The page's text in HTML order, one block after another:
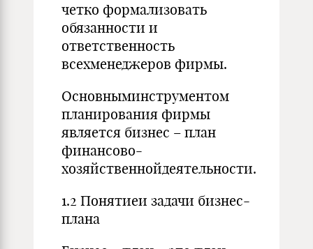
четко формализовать
обязанности и
ответственность
всехменеджеров фирмы.
Основныминструментом
планирования фирмы
является бизнес – план
финансово-
хозяйственнойдеятельности.
1.2 Понятиеи задачи бизнес-
плана